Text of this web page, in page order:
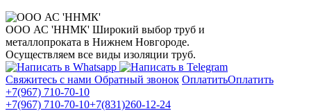
ООО АС 'ННМК' Широкий выбор труб и
металлопроката в Нижнем Новгороде.
Осуществляем все виды изоляции труб.
Свяжитесь с нами Обратный звонок ОплатитьОплатить
+7(967) 710-70-10
+7(967) 710-70-10+7(831)260-12-24